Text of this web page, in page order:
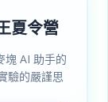
夏令營
塊 AI 助手的
驗的嚴謹思